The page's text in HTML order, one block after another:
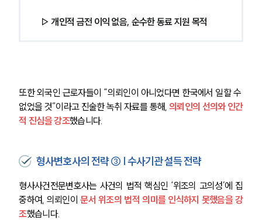
▷ 개인적 금전 이익 없음, 순수한 동료 지원 목적
또한 외국인 근로자들이 “의뢰인이 아니었다면 한국에서 일할 수
없었을 것”이라고 진술한 녹취 자료를 통해, 의뢰인의 선의와 인간
적 진심을 강조했습니다.
형사변호사의 전략 ③ | 수사기관 설득 전략
형사사건전문변호사는 사건의 법적 핵심인 ‘위조의 고의성’에 집
중하여, 의뢰인이 문서 위조의 법적 의미를 인식하지 못했음을 강
조했습니다.